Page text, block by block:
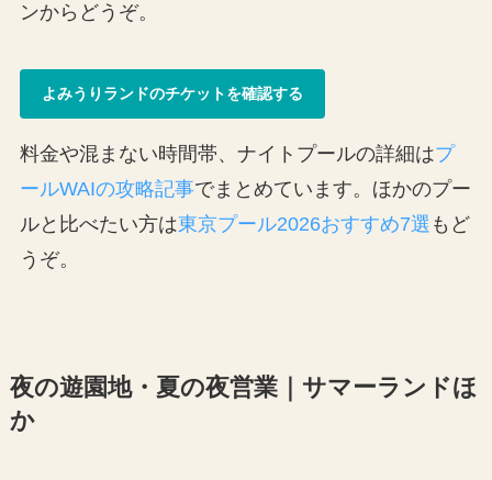
ンからどうぞ。
よみうりランドのチケットを確認する
料金や混まない時間帯、ナイトプールの詳細はプ
ールWAIの攻略記事でまとめています。ほかのプー
ルと比べたい方は東京プール2026おすすめ7選 もど
うぞ。
夜の遊園地・夏の夜営業｜サマーランドほ
か